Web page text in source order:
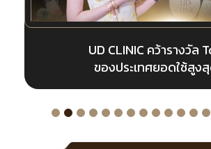
คว้ารางวัล Top
ระเทศยอดใช้สูงสุด